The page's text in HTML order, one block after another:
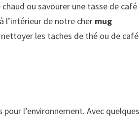
ou savourer une tasse de café
l’intérieur de notre cher mug
les taches de thé ou de café
l’environnement. Avec quelques